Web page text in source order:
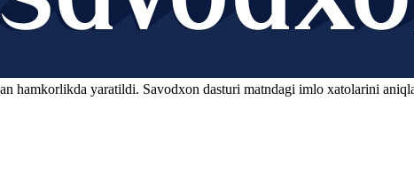
hamkorlikda yaratildi. Savodxon dasturi matndagi imlo xatolarini